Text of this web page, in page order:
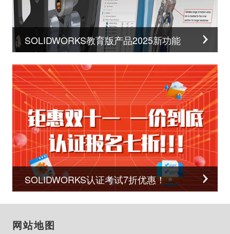
SOLIDWORKS教育版产品2025新功能
SOLIDWORKS认证考试7折优惠！
网站地图